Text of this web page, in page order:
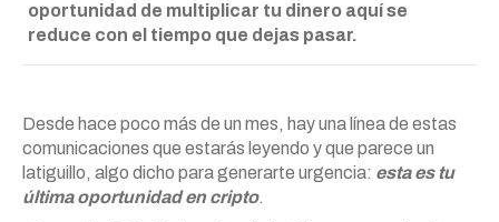
oportunidad de multiplicar tu dinero aquí se
reduce con el tiempo que dejas pasar.
Desde hace poco más de un mes, hay una línea de estas
comunicaciones que estarás leyendo y que parece un
latiguillo, algo dicho para generarte urgencia: esta es tu
última oportunidad en cripto.